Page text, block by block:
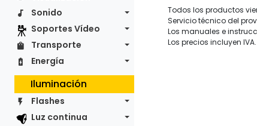
Sonido
Soportes Vídeo
Transporte
Energía
Iluminación
Flashes
Luz continua
Todos los productos
Servicio técnico del
Los manuales e
Los precios incluyen IVA.